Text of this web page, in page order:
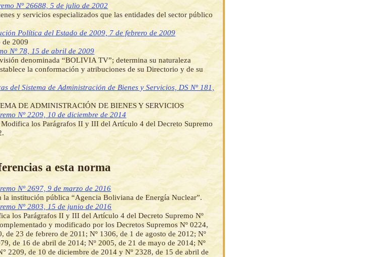
Nº 26688, 5 de julio de 2002
y servicios especializados que las entidades del sector público
Política del Estado de 2009, 7 de febrero de 2009
de 2009
Nº 78, 15 de abril de 2009
denominada “BOLIVIA TV”; determina su naturaleza
la conformación y atribuciones de su Directorio y de su
del Sistema de Administración de Bienes y Servicios, DS Nº 181,
DE ADMINISTRACIÓN DE BIENES Y SERVICIOS
Nº 2209, 10 de diciembre de 2014
los Parágrafos II y III del Artículo 4 del Decreto Supremo
a esta norma
Nº 2697, 9 de marzo de 2016
institución pública “Agencia Boliviana de Energía Nuclear”.
Nº 2803, 15 de junio de 2016
los Parágrafos II y III del Artículo 4 del Decreto Supremo Nº
y modificado por los Decretos Supremos Nº 0224,
de 23 de febrero de 2011; Nº 1306, de 1 de agosto de 2012; Nº
de 16 de abril de 2014; Nº 2005, de 21 de mayo de 2014; Nº
2209, de 10 de diciembre de 2014 y Nº 2328, de 15 de abril de